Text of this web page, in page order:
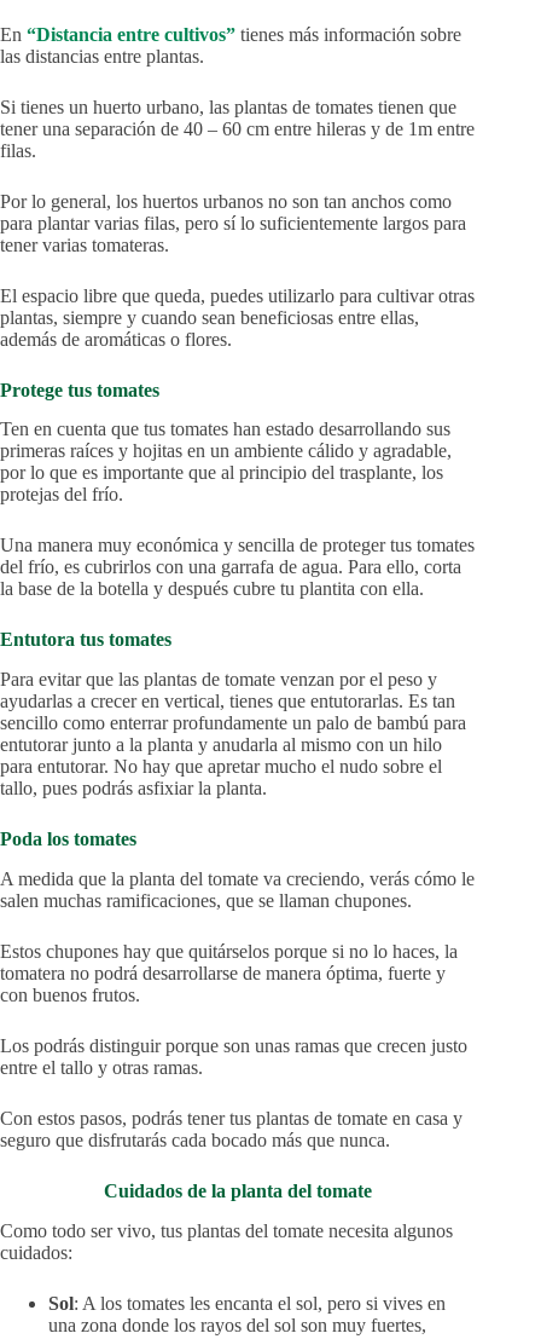
En “Distancia entre cultivos” tienes más información sobre
las distancias entre plantas.
Si tienes un huerto urbano, las plantas de tomates tienen que
tener una separación de 40 – 60 cm entre hileras y de 1m entre
filas.
Por lo general, los huertos urbanos no son tan anchos como
para plantar varias filas, pero sí lo suficientemente largos para
tener varias tomateras.
El espacio libre que queda, puedes utilizarlo para cultivar otras
plantas, siempre y cuando sean beneficiosas entre ellas,
además de aromáticas o flores.
Protege tus tomates
Ten en cuenta que tus tomates han estado desarrollando sus
primeras raíces y hojitas en un ambiente cálido y agradable,
por lo que es importante que al principio del trasplante, los
protejas del frío.
Una manera muy económica y sencilla de proteger tus tomates
del frío, es cubrirlos con una garrafa de agua. Para ello, corta
la base de la botella y después cubre tu plantita con ella.
Entutora tus tomates
Para evitar que las plantas de tomate venzan por el peso y
ayudarlas a crecer en vertical, tienes que entutorarlas. Es tan
sencillo como enterrar profundamente un palo de bambú para
entutorar junto a la planta y anudarla al mismo con un hilo
para entutorar. No hay que apretar mucho el nudo sobre el
tallo, pues podrás asfixiar la planta.
Poda los tomates
A medida que la planta del tomate va creciendo, verás cómo le
salen muchas ramificaciones, que se llaman chupones.
Estos chupones hay que quitárselos porque si no lo haces, la
tomatera no podrá desarrollarse de manera óptima, fuerte y
con buenos frutos.
Los podrás distinguir porque son unas ramas que crecen justo
entre el tallo y otras ramas.
Con estos pasos, podrás tener tus plantas de tomate en casa y
seguro que disfrutarás cada bocado más que nunca.
Cuidados de la planta del tomate
Como todo ser vivo, tus plantas del tomate necesita algunos
cuidados:
Sol: A los tomates les encanta el sol, pero si vives en
una zona donde los rayos del sol son muy fuertes,